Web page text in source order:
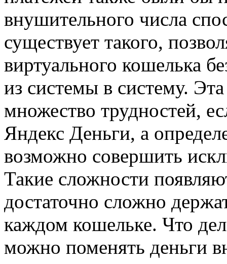
внушительного числа
существует такого,
виртуального кошелька
из системы в систему.
множество трудностей,
Яндекс Деньги, а
возможно совершить
Такие сложности
достаточно сложно
каждом кошельке. Что
можно поменять деньги